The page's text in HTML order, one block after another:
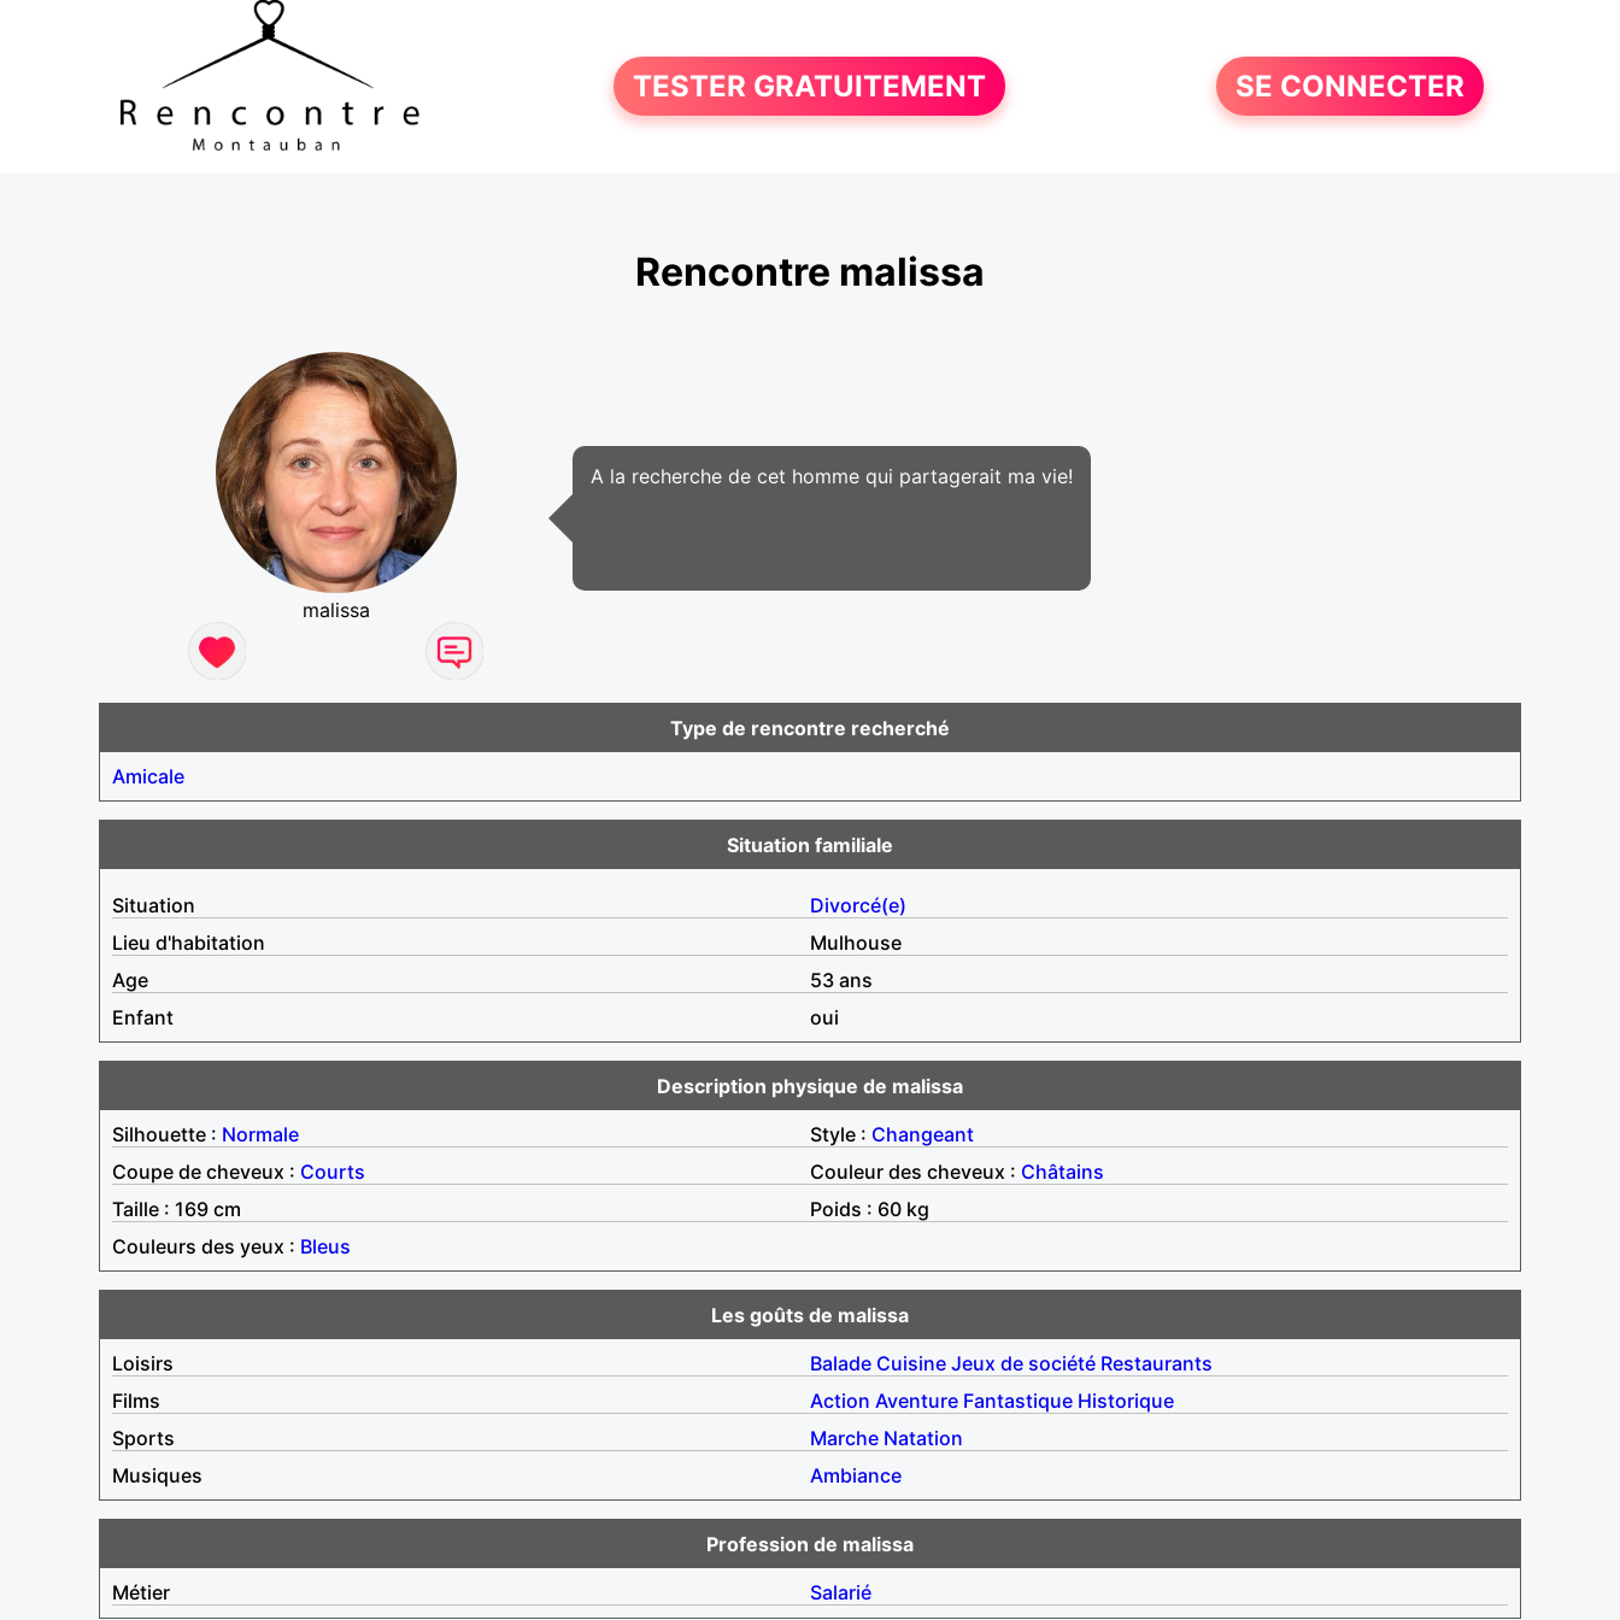
TESTER GRATUITEMENT SE CONNECTER
Rencontre malissa
malissa
A la recherche de cet homme qui partagerait ma vie!
Type de rencontre recherché
Amicale
Situation familiale
Situation
Divorcé(e)
Lieu d'habitation
Mulhouse
Age
53 ans
Enfant
oui
Description physique de malissa
Silhouette : Normale Style : Changeant
Coupe de cheveux : Courts Couleur des cheveux : Châtains
Taille : 169 cm
Poids : 60 kg
Couleurs des yeux : Bleus
Les goûts de malissa
Loisirs
Balade Cuisine Jeux de société Restaurants
Films
Action Aventure Fantastique Historique
Sports
Marche Natation
Musiques
Ambiance
Profession de malissa
Métier
Salarié